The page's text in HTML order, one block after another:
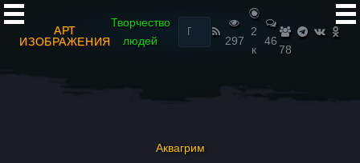
АРТ
ИЗОБРАЖЕНИЯ
Творчество
людей
Найти:
297
2
к
46
78
Аквагрим